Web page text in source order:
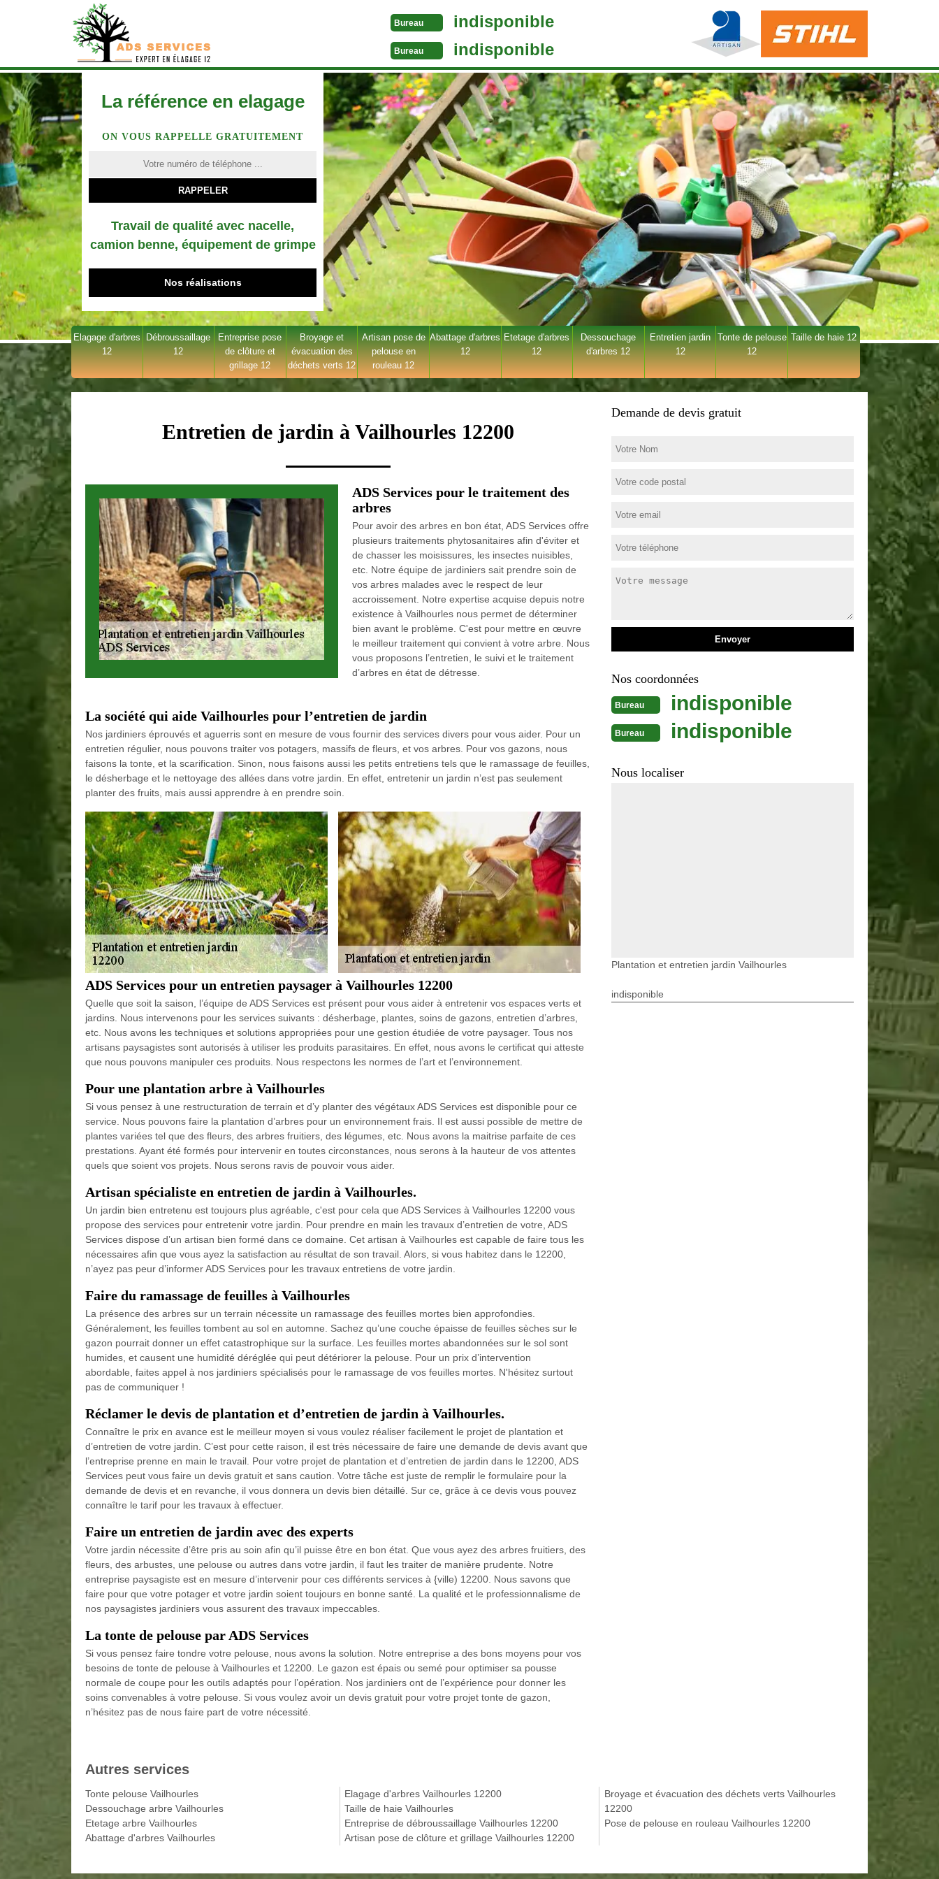
Bureau indisponible
Bureau indisponible
La référence en elagage
ON VOUS RAPPELLE GRATUITEMENT
Travail de qualité avec nacelle,
camion benne, équipement de grimpe
Nos réalisations
Elagage d'arbres
12
Débroussaillage
12
Entreprise pose
de clôture et
grillage 12
Broyage et
évacuation des
déchets verts 12
Artisan pose de
pelouse en
rouleau 12
Abattage d'arbres
12
Etetage d'arbres
12
Dessouchage
d'arbres 12
Entretien jardin
12
Tonte de pelouse
12
Taille de haie 12
Entretien de jardin à Vailhourles 12200
ADS Services pour le traitement des
arbres
Pour avoir des arbres en bon état, ADS Services offre
plusieurs traitements phytosanitaires afin d'éviter et
de chasser les moisissures, les insectes nuisibles,
etc. Notre équipe de jardiniers sait prendre soin de
vos arbres malades avec le respect de leur
accroissement. Notre expertise acquise depuis notre
existence à Vailhourles nous permet de déterminer
bien avant le problème. C'est pour mettre en œuvre
le meilleur traitement qui convient à votre arbre. Nous
vous proposons l’entretien, le suivi et le traitement
d’arbres en état de détresse.
La société qui aide Vailhourles pour l’entretien de jardin
Nos jardiniers éprouvés et aguerris sont en mesure de vous fournir des services divers pour vous aider. Pour un
entretien régulier, nous pouvons traiter vos potagers, massifs de fleurs, et vos arbres. Pour vos gazons, nous
faisons la tonte, et la scarification. Sinon, nous faisons aussi les petits entretiens tels que le ramassage de feuilles,
le désherbage et le nettoyage des allées dans votre jardin. En effet, entretenir un jardin n’est pas seulement
planter des fruits, mais aussi apprendre à en prendre soin.
ADS Services pour un entretien paysager à Vailhourles 12200
Quelle que soit la saison, l’équipe de ADS Services est présent pour vous aider à entretenir vos espaces verts et
jardins. Nous intervenons pour les services suivants : désherbage, plantes, soins de gazons, entretien d’arbres,
etc. Nous avons les techniques et solutions appropriées pour une gestion étudiée de votre paysager. Tous nos
artisans paysagistes sont autorisés à utiliser les produits parasitaires. En effet, nous avons le certificat qui atteste
que nous pouvons manipuler ces produits. Nous respectons les normes de l’art et l’environnement.
Pour une plantation arbre à Vailhourles
Si vous pensez à une restructuration de terrain et d’y planter des végétaux ADS Services est disponible pour ce
service. Nous pouvons faire la plantation d’arbres pour un environnement frais. Il est aussi possible de mettre de
plantes variées tel que des fleurs, des arbres fruitiers, des légumes, etc. Nous avons la maitrise parfaite de ces
prestations. Ayant été formés pour intervenir en toutes circonstances, nous serons à la hauteur de vos attentes
quels que soient vos projets. Nous serons ravis de pouvoir vous aider.
Artisan spécialiste en entretien de jardin à Vailhourles.
Un jardin bien entretenu est toujours plus agréable, c'est pour cela que ADS Services à Vailhourles 12200 vous
propose des services pour entretenir votre jardin. Pour prendre en main les travaux d’entretien de votre, ADS
Services dispose d’un artisan bien formé dans ce domaine. Cet artisan à Vailhourles est capable de faire tous les
nécessaires afin que vous ayez la satisfaction au résultat de son travail. Alors, si vous habitez dans le 12200,
n’ayez pas peur d’informer ADS Services pour les travaux entretiens de votre jardin.
Faire du ramassage de feuilles à Vailhourles
La présence des arbres sur un terrain nécessite un ramassage des feuilles mortes bien approfondies.
Généralement, les feuilles tombent au sol en automne. Sachez qu’une couche épaisse de feuilles sèches sur le
gazon pourrait donner un effet catastrophique sur la surface. Les feuilles mortes abandonnées sur le sol sont
humides, et causent une humidité déréglée qui peut détériorer la pelouse. Pour un prix d’intervention
abordable, faites appel à nos jardiniers spécialisés pour le ramassage de vos feuilles mortes. N'hésitez surtout
pas de communiquer !
Réclamer le devis de plantation et d’entretien de jardin à Vailhourles.
Connaître le prix en avance est le meilleur moyen si vous voulez réaliser facilement le projet de plantation et
d’entretien de votre jardin. C’est pour cette raison, il est très nécessaire de faire une demande de devis avant que
l’entreprise prenne en main le travail. Pour votre projet de plantation et d’entretien de jardin dans le 12200, ADS
Services peut vous faire un devis gratuit et sans caution. Votre tâche est juste de remplir le formulaire pour la
demande de devis et en revanche, il vous donnera un devis bien détaillé. Sur ce, grâce à ce devis vous pouvez
connaître le tarif pour les travaux à effectuer.
Faire un entretien de jardin avec des experts
Votre jardin nécessite d’être pris au soin afin qu’il puisse être en bon état. Que vous ayez des arbres fruitiers, des
fleurs, des arbustes, une pelouse ou autres dans votre jardin, il faut les traiter de manière prudente. Notre
entreprise paysagiste est en mesure d’intervenir pour ces différents services à {ville) 12200. Nous savons que
faire pour que votre potager et votre jardin soient toujours en bonne santé. La qualité et le professionnalisme de
nos paysagistes jardiniers vous assurent des travaux impeccables.
La tonte de pelouse par ADS Services
Si vous pensez faire tondre votre pelouse, nous avons la solution. Notre entreprise a des bons moyens pour vos
besoins de tonte de pelouse à Vailhourles et 12200. Le gazon est épais ou semé pour optimiser sa pousse
normale de coupe pour les outils adaptés pour l’opération. Nos jardiniers ont de l’expérience pour donner les
soins convenables à votre pelouse. Si vous voulez avoir un devis gratuit pour votre projet tonte de gazon,
n’hésitez pas de nous faire part de votre nécessité.
Demande de devis gratuit
Nos coordonnées
Bureau indisponible
Bureau indisponible
Nous localiser
Plantation et entretien jardin Vailhourles
indisponible
Autres services
Tonte pelouse Vailhourles
Dessouchage arbre Vailhourles
Etetage arbre Vailhourles
Abattage d'arbres Vailhourles
Elagage d'arbres Vailhourles 12200
Taille de haie Vailhourles
Entreprise de débroussaillage Vailhourles 12200
Artisan pose de clôture et grillage Vailhourles 12200
Broyage et évacuation des déchets verts Vailhourles
12200
Pose de pelouse en rouleau Vailhourles 12200